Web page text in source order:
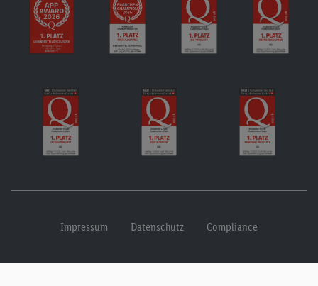
Impressum Datenschutz Compliance